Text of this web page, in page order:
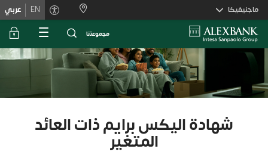
Skiplinks
ماجنيفيكا EN عربي
ﻣﺟﻣوﻋﺗﻧﺎ
شهادة اليكس برايم ذات العائد
المتغير